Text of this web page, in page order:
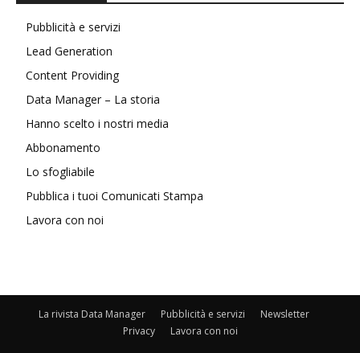
Pubblicità e servizi
Lead Generation
Content Providing
Data Manager – La storia
Hanno scelto i nostri media
Abbonamento
Lo sfogliabile
Pubblica i tuoi Comunicati Stampa
Lavora con noi
La rivista Data Manager Pubblicità e servizi
Newsletter
Privacy
Lavora con noi